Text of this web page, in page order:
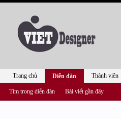
Trang chủ Diễn đàn
Tìm trong diễn đàn Bài viết gần đây
Thành viên